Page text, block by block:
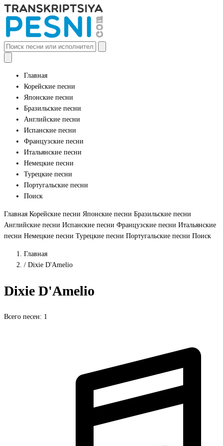
Главная
Корейские песни
Японские песни
Бразильские песни
Английские песни
Испанские песни
Французские песни
Итальянские песни
Немецкие песни
Турецкие песни
Португальские песни
Поиск
Главная Корейские песни Японские песни Бразильские песни
Английские песни Испанские песни Французские песни Итальянские
песни Немецкие песни Турецкие песни Португальские песни Поиск
Главная
/ Dixie D'Amelio
Dixie D'Amelio
Всего песен: 1